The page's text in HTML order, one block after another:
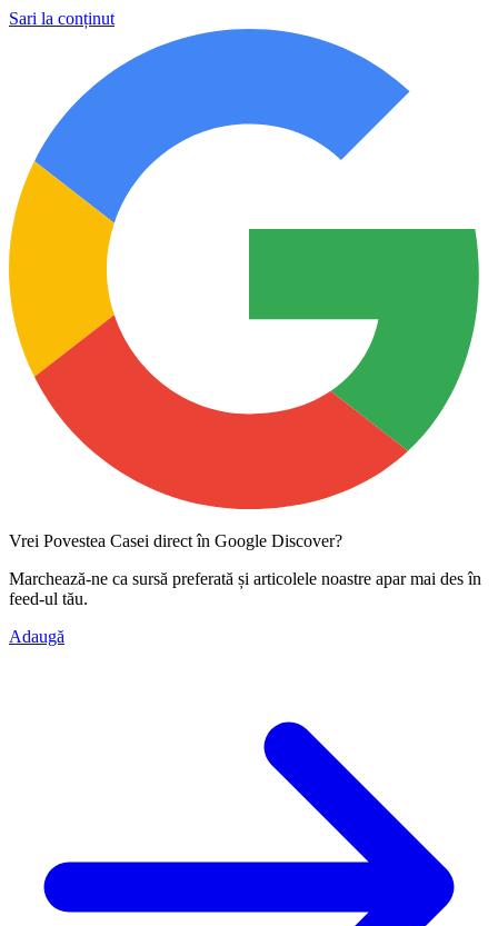
Sari la conținut
Vrei Povestea Casei direct în Google Discover?
Marchează-ne ca sursă preferată și articolele noastre apar mai des în
feed-ul tău.
Adaugă